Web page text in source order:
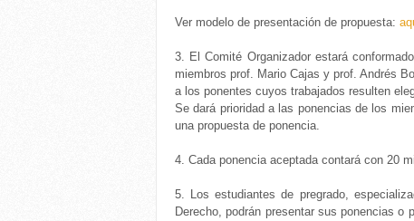
Ver modelo de presentación de propuesta:
3. El Comité Organizador estará
miembros prof. Mario Cajas y prof. Andrés
a los ponentes cuyos trabajados resulten
Se dará prioridad a las ponencias de los
una propuesta de ponencia.
4. Cada ponencia aceptada contará con 20
5. Los estudiantes de pregrado,
Derecho, podrán presentar sus ponencias